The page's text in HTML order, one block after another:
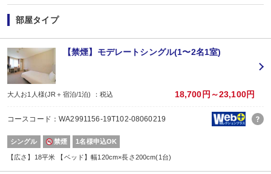
【早期申込☆21日前までがお得♪】
ご宿泊の21日前までお得な料金でお申込できるプランです。
部屋タイプ
【禁煙】モデレートシングル(1〜2名1室)
大人お1人様(JR＋宿泊/1泊) ：税込 18,700円～23,100円
コースコード：WA2991156-19T102-08060219
シングル 禁煙 1名様申込OK
【広さ】18平米 【ベッド】幅120cm×長さ200cm(1台)